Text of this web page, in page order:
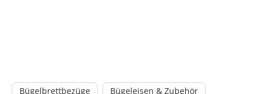
Bügelbrettbezüge Bügeleisen & Zubehör